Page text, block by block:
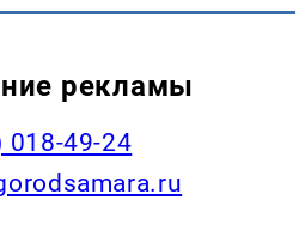
рекламы
018-49-24